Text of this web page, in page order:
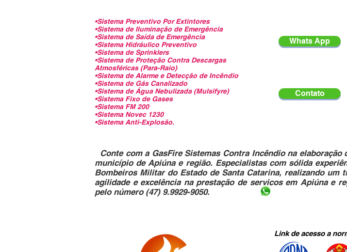
•Sistema Preventivo Por Extintores
•Sistema de Iluminação de Emergência
•Sistema de Saída de Emergência
•Sistema Hidráulico Preventivo
•Sistema de Sprinklers
•Sistema de Proteção Contra Descargas
Atmosféricas (Para-Raio)
•Sistema de Alarme e Detecção de Incêndio
•Sistema de Gás Canalizado
•Sistema de Água Nebulizada (Mulsifyre)
•Sistema Fixo de Gases
•Sistema FM 200
•Sistema Novec 1230
•Sistema Anti-Explosão.
Whats App
Contato
Conte com a GasFire Sistemas Contra Incêndio na
município de Apiúna e região. Especialistas com sólida
Bombeiros Militar do Estado de Santa Catarina, realizando um
agilidade e excelência na prestação de serviços em Apiúna e
pelo número (47) 9.9929-9050.
Link de acesso a